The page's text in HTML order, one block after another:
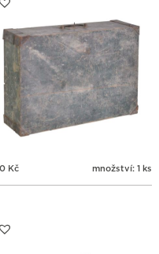
Kč množství: 1 ks